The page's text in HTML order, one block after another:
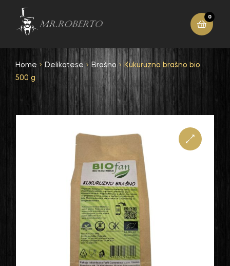
0
Home Delikatese Brašno
Kukuruzno brašno bio
500 g